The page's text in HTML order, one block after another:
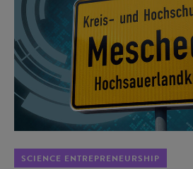
SCIENCE ENTREPRENEURSHIP